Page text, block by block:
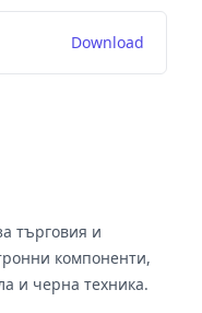
Download
търговия и
компоненти,
и черна техника.